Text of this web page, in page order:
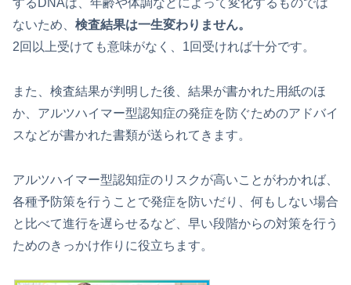
するDNAは、年齢や体調などによって変化するものでは
ないため、 検査結果は一生変わりません。
2回以上受けても意味がなく、1回受ければ十分です。
また、検査結果が判明した後、結果が書かれた用紙のほ
か、アルツハイマー型認知症の発症を防ぐためのアドバイ
スなどが書かれた書類が送られてきます。
アルツハイマー型認知症のリスクが高いことがわかれば、
各種予防策を行うことで発症を防いだり、何もしない場合
と比べて進行を遅らせるなど、早い段階からの対策を行う
ためのきっかけ作りに役立ちます。